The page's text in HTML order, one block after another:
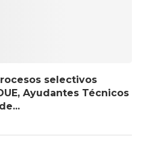
selectivos
Ayudantes Técnicos
de...